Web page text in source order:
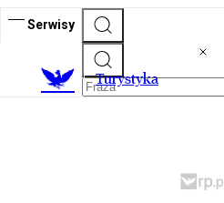
Serwisy
Turystyka